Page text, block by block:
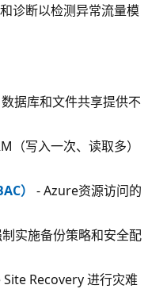
诊断以检测异常流量模
据库和文件共享提供不
（写入一次、读取多）
）
- Azure资源访问的
实施备份策略和安全配
Recovery 进行灾难